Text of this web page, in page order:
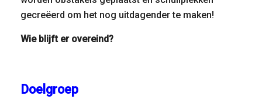
gecreëerd om het nog uitdagender te maken!
Wie blijft er overeind?
Doelgroep